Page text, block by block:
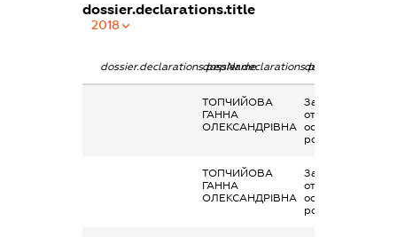
dossier.declarations.title
2018
dossier.declarations.pepNamedossier.declarations.personName
ТОПЧИЙОВА
ГАННА
ОЛЕКСАНДРІВНА
Заробітна плата
отримана за
основним місцем
роботи
ТОПЧИЙОВА
ГАННА
ОЛЕКСАНДРІВНА
Заробітна плата
отримана за
основним місцем
роботи